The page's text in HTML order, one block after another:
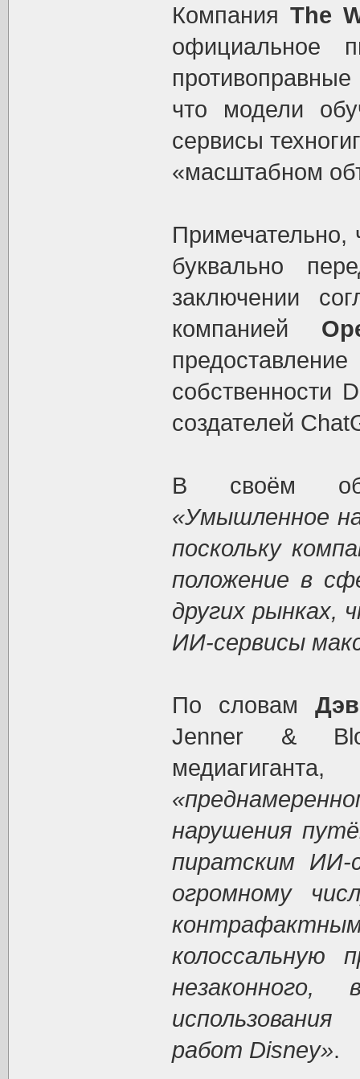
Компания The
официальное
что модели
сервисы
«масштабном
Примечательно,
буквально
заключении
компанией
собственности
создателей
В своём
«Умышленное
поскольку
положение в
других рынках,
ИИ-сервисы
По словам
Jenner &
нарушения
пиратским ИИ-
огромному
колоссальную
работ Disney».